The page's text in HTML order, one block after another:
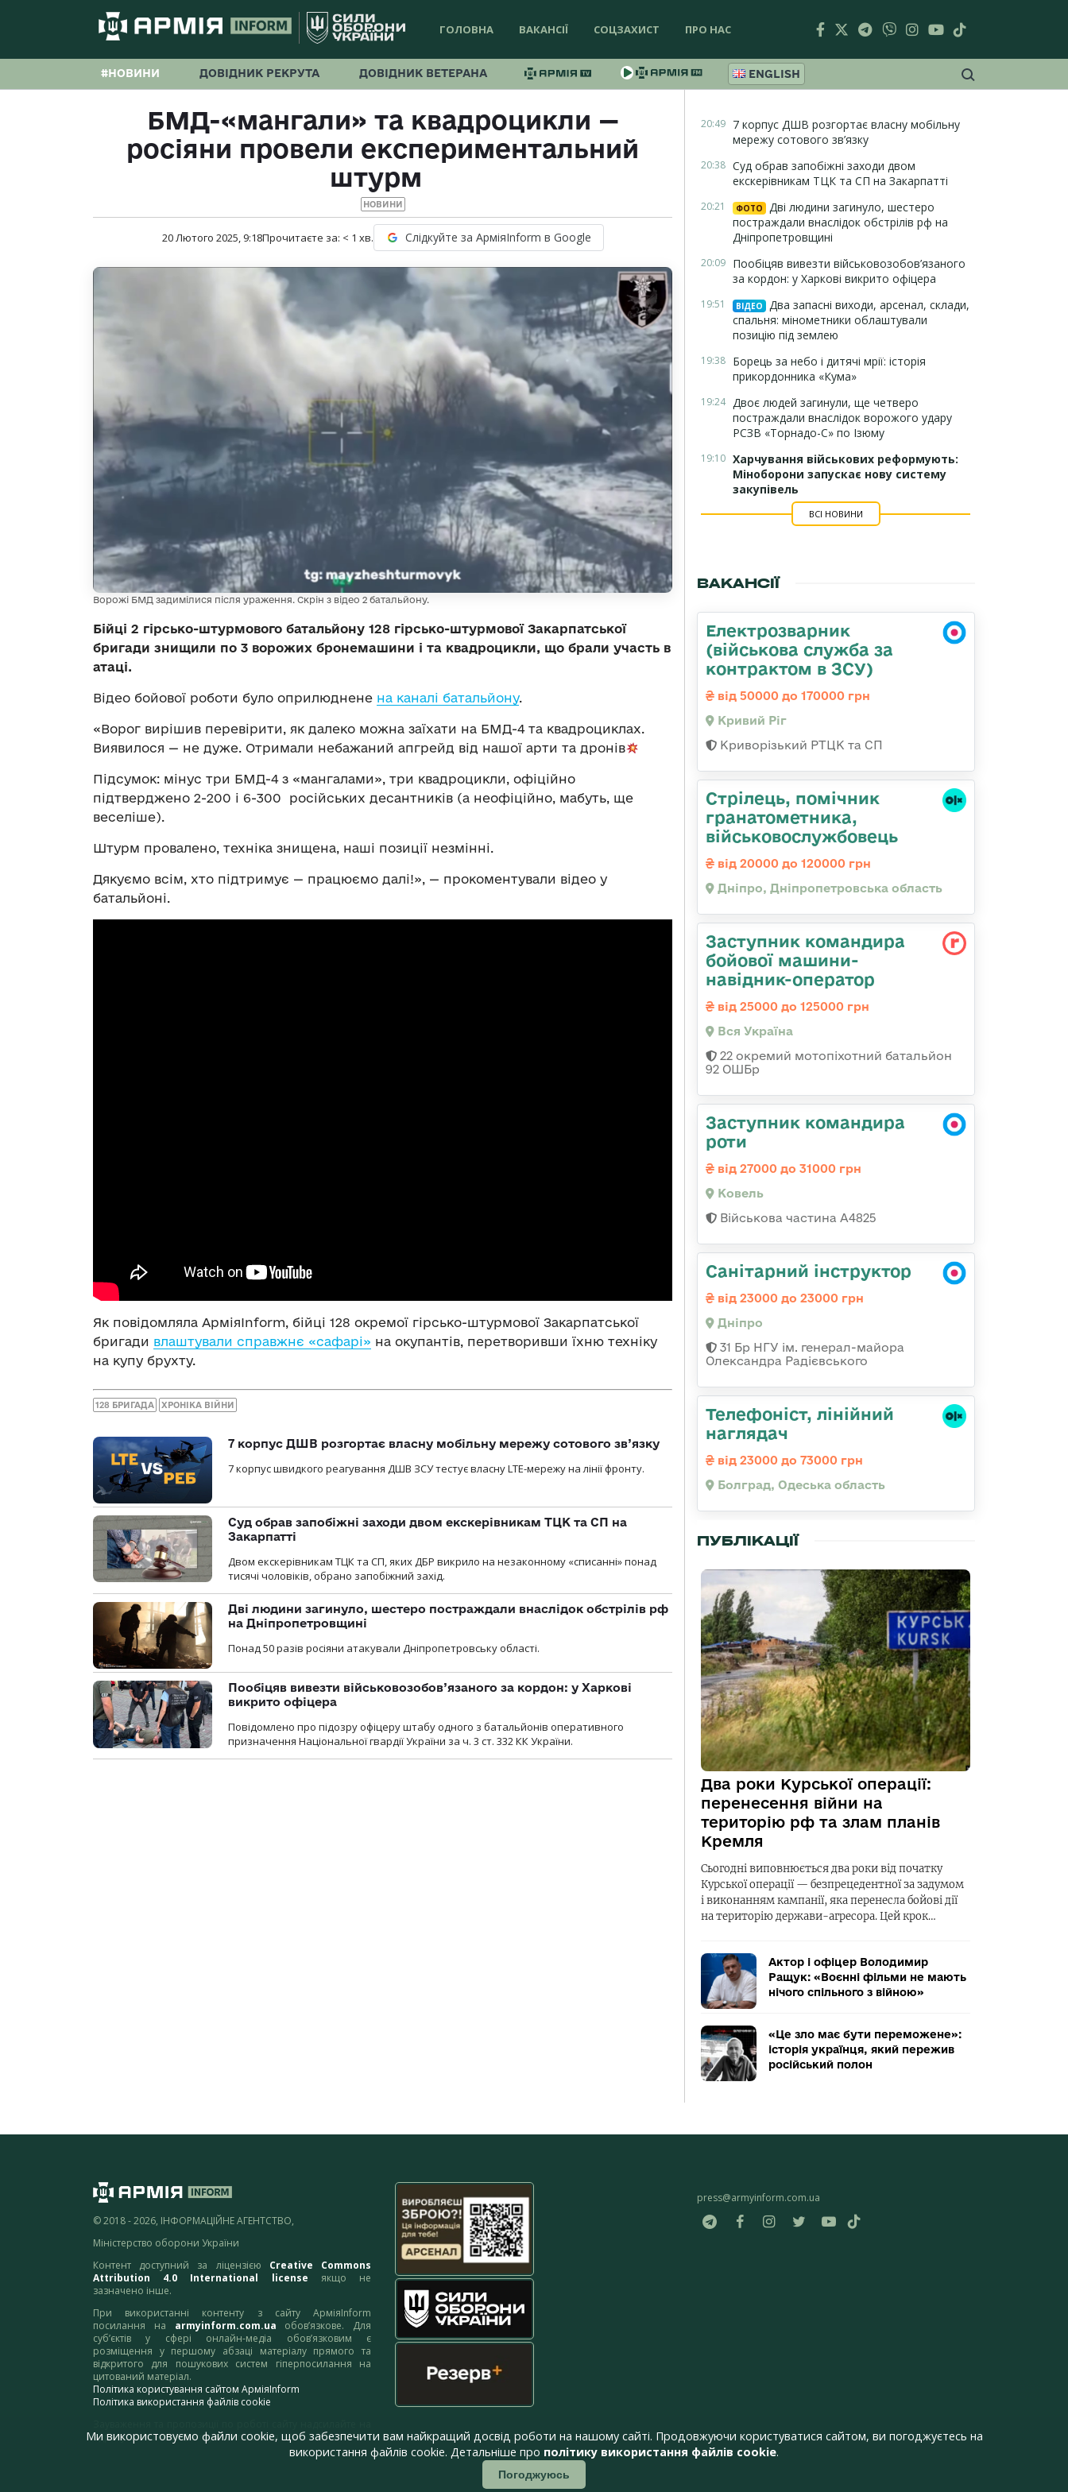
ГОЛОВНА ВАКАНСІЇ СОЦЗАХИСТ ПРО НАС
#НОВИНИ ДОВІДНИК РЕКРУТА ДОВІДНИК ВЕТЕРАНА ENGLISH
БМД-«мангали» та квадроцикли —
росіяни провели експериментальний
штурм
НОВИНИ
20 Лютого 2025, 9:18Прочитаєте за: < 1 хв. Слідкуйте за АрміяInform в Google
Ворожі БМД задимілися після ураження. Скрін з відео 2 батальйону.
Бійці 2 гірсько-штурмового батальйону 128 гірсько-штурмової Закарпатської
бригади знищили по 3 ворожих бронемашини і та квадроцикли, що брали участь в
атаці.
Відео бойової роботи було оприлюднене на каналі батальйону.
«Ворог вирішив перевірити, як далеко можна заїхати на БМД-4 та квадроциклах.
Виявилося — не дуже. Отримали небажаний апгрейд від нашої арти та дронів
Підсумок: мінус три БМД-4 з «мангалами», три квадроцикли, офіційно
підтверджено 2-200 і 6-300 російських десантників (а неофіційно, мабуть, ще
веселіше).
Штурм провалено, техніка знищена, наші позиції незмінні.
Дякуємо всім, хто підтримує — працюємо далі!», — прокоментували відео у
батальйоні.
Як повідомляла АрміяInform, бійці 128 окремої гірсько-штурмової Закарпатської
бригади влаштували справжнє «сафарі» на окупантів, перетворивши їхню техніку
на купу брухту.
128 БРИГАДА ХРОНІКА ВІЙНИ
7 корпус ДШВ розгортає власну мобільну мережу сотового зв’язку
7 корпус швидкого реагування ДШВ ЗСУ тестує власну LTE-мережу на лінії фронту.
Суд обрав запобіжні заходи двом екскерівникам ТЦК та СП на
Закарпатті
Двом екскерівникам ТЦК та СП, яких ДБР викрило на незаконному «списанні» понад
тисячі чоловіків, обрано запобіжний захід.
Дві людини загинуло, шестеро постраждали внаслідок обстрілів рф
на Дніпропетровщині
Понад 50 разів росіяни атакували Дніпропетровську області.
Пообіцяв вивезти військовозобов’язаного за кордон: у Харкові
викрито офіцера
Повідомлено про підозру офіцеру штабу одного з батальйонів оперативного
призначення Національної гвардії України за ч. 3 ст. 332 КК України.
20:49 7 корпус ДШВ розгортає власну мобільну
мережу сотового зв’язку
20:38 Суд обрав запобіжні заходи двом
екскерівникам ТЦК та СП на Закарпатті
20:21 ФОТО
Дві людини загинуло, шестеро
постраждали внаслідок обстрілів рф на
Дніпропетровщині
20:09 Пообіцяв вивезти військовозобов’язаного
за кордон: у Харкові викрито офіцера
19:51 ВІДЕО
Два запасні виходи, арсенал, склади,
спальня: мінометники облаштували
позицію під землею
19:38 Борець за небо і дитячі мрії: історія
прикордонника «Кума»
19:24 Двоє людей загинули, ще четверо
постраждали внаслідок ворожого удару
РСЗВ «Торнадо-С» по Ізюму
19:10 Харчування військових реформують:
Міноборони запускає нову систему
закупівель
ВСІ НОВИНИ
ВАКАНСІЇ
Електрозварник
(військова служба за
контрактом в ЗСУ)
від 50000 до 170000 грн
Кривий Ріг
Криворізький РТЦК та СП
Стрілець, помічник
гранатометника,
військовослужбовець
від 20000 до 120000 грн
Дніпро, Дніпропетровська область
Заступник командира
бойової машини-
навідник-оператор
від 25000 до 125000 грн
Вся Україна
22 окремий мотопіхотний батальйон
92 ОШБр
Заступник командира
роти
від 27000 до 31000 грн
Ковель
Військова частина А4825
Санітарний інструктор
від 23000 до 23000 грн
Дніпро
31 Бр НГУ ім. генерал-майора
Олександра Радієвського
Телефоніст, лінійний
наглядач
від 23000 до 73000 грн
Болград, Одеська область
ПУБЛІКАЦІЇ
Два роки Курської операції:
перенесення війни на
територію рф та злам планів
Кремля
Сьогодні виповнюється два роки від початку
Курської операції — безпрецедентної за задумом
і виконанням кампанії, яка перенесла бойові дії
на територію держави-агресора. Цей крок…
Актор і офіцер Володимир
Ращук: «Воєнні фільми не мають
нічого спільного з війною»
«Це зло має бути переможене»:
історія українця, який пережив
російський полон
© 2018 - 2026, ІНФОРМАЦІЙНЕ АГЕНТСТВО,
Міністерство оборони України
Контент доступний за ліцензією Creative Commons
Attribution 4.0 International license якщо не
зазначено інше.
При використанні контенту з сайту АрміяInform
посилання на armyinform.com.ua обов’язкове. Для
суб’єктів у сфері онлайн-медіа обов’язковим є
розміщення у першому абзаці матеріалу прямого та
відкритого для пошукових систем гіперпосилання на
цитований матеріал.
Політика користування сайтом АрміяInform
Політика використання файлів cookie
адресу:webmaster@armyinform.com.ua
press@armyinform.com.ua
Ми використовуємо файли cookie, щоб забезпечити вам найкращий досвід роботи на нашому сайті. Продовжуючи користуватися сайтом, ви погоджуєтесь на
використання файлів cookie. Детальніше про політику використання файлів cookie.
Погоджуюсь